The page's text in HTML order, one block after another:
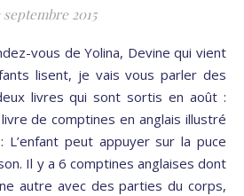
septembre 2015
lisent, je vais vous parler des
livres qui sont sortis en août :
de comptines en anglais illustré
L’enfant peut appuyer sur la puce
Il y a 6 comptines anglaises dont
autre avec des parties du corps,